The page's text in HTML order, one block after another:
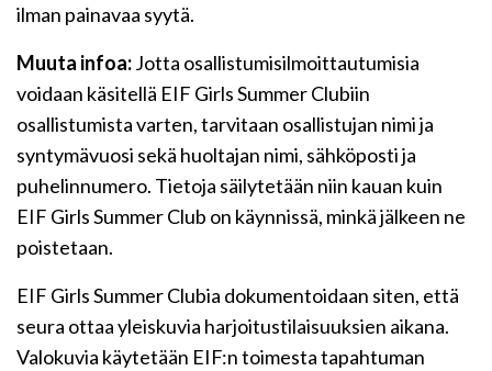
ilman painavaa syytä.
Muuta infoa:Jotta osallistumisilmoittautumisia
voidaan käsitellä EIF Girls Summer Clubiin
osallistumista varten, tarvitaan osallistujan nimi ja
syntymävuosi sekä huoltajan nimi, sähköposti ja
puhelinnumero. Tietoja säilytetään niin kauan kuin
EIF Girls Summer Club on käynnissä, minkä jälkeen ne
poistetaan.
EIF Girls Summer Clubia dokumentoidaan siten, että
seura ottaa yleiskuvia harjoitustilaisuuksien aikana.
Valokuvia käytetään EIF:n toimesta tapahtuman